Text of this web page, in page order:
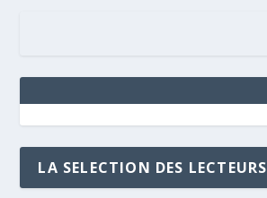
LA SELECTION DES LECTEURS